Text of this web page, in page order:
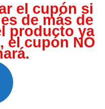
el cupón si
de más de
producto ya
el cupón NO